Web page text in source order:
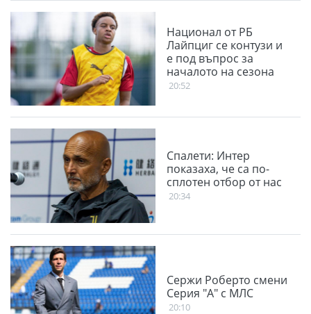
Национал от РБ
Лайпциг се контузи и
е под въпрос за
началото на сезона
20:52
Спалети: Интер
показаха, че са по-
сплотен отбор от нас
20:34
Сержи Роберто смени
Серия "А" с МЛС
20:10